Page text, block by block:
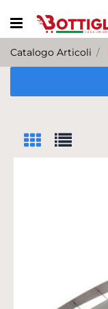
Open menu
Catalogo Articoli